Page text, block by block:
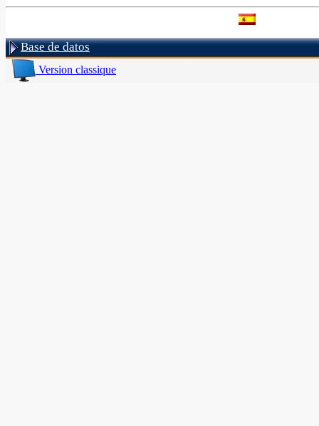
Base de datos
Version classique